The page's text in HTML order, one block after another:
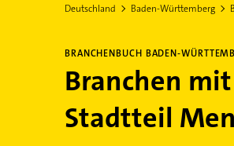
Deutschland Baden-Württemberg
BRANCHENBUCH BADEN-
Branchen
Stadtteil